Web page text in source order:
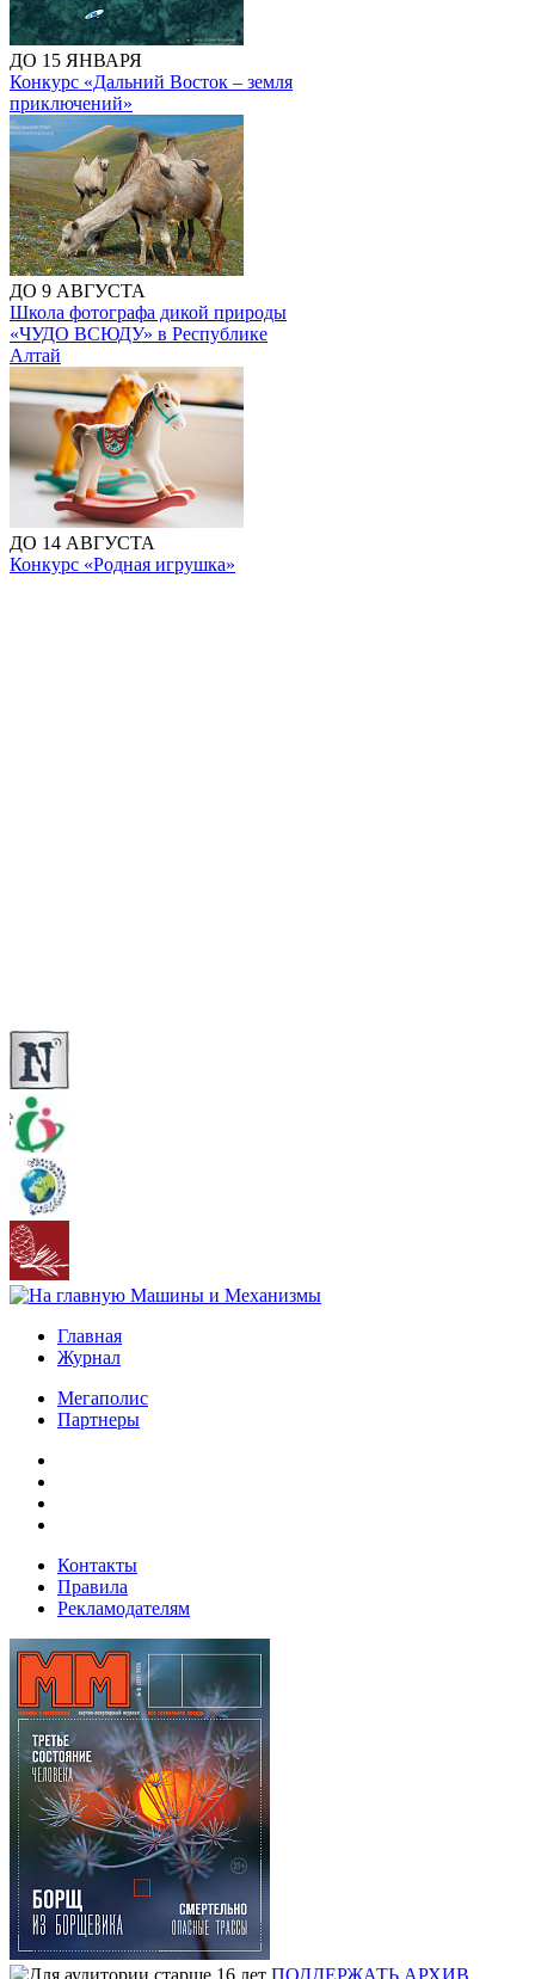
ДО 15 ЯНВАРЯ
Конкурс «Дальний Восток – земля
приключений»
ДО 9 АВГУСТА
Школа фотографа дикой природы
«ЧУДО ВСЮДУ» в Республике
Алтай
ДО 14 АВГУСТА
Конкурс «Родная игрушка»
Главная
Журнал
Мегаполис
Партнеры
Контакты
Правила
Рекламодателям
ПОДДЕРЖАТЬ АРХИВ